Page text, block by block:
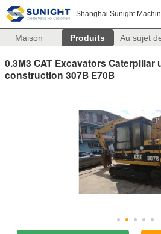
Shanghai Sunight
Maison Produits Au sujet
0.3M3 CAT Excavators Caterpillar
construction 307B E70B